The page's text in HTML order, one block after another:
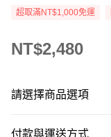
超取滿NT$1,000免運
NT$2,480
請選擇商品選項
付款與運送方式